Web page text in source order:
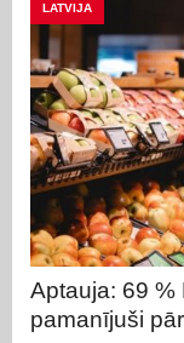
LATVIJA
Aptauja: 69
pamanījuši